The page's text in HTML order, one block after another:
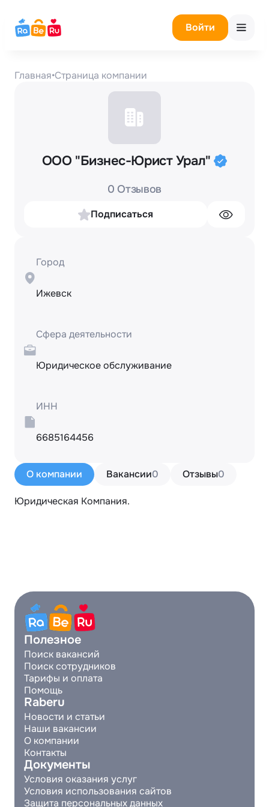
Войти
Главная•Страница компании
ООО "Бизнес-Юрист Урал"
0 Отзывов
Подписаться
О компании Вакансии0 Отзывы0
Юридическая Компания.
Город
Ижевск
Сфера деятельности
Юридическое обслуживание
ИНН
6685164456
Полезное
Поиск вакансий
Поиск сотрудников
Тарифы и оплата
Помощь
Raberu
Новости и статьи
Наши вакансии
О компании
Контакты
Документы
Условия оказания услуг
Условия использования сайтов
Защита персональных данных